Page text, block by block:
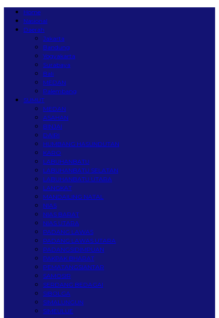
Home
Nasional
Daerah
Jakarta
Bandung
Yogyakarta
Surabaya
Bali
MEDAN
Palembang
SUMUT
MEDAN
ASAHAN
BINJAI
DAIRI
HUMBANG HASUNDUTAN
KARO
LABUHANBATU
LABUHANBATU SELATAN
LABUHANBATU UTARA
LANGKAT
MANDAILING NATAL
NIAS
NIAS BARAT
NIAS UTARA
PADANG LAWAS
PADANG LAWAS UTARA
PADANGSIDIMPUAN
PAKPAK BHARAT
PEMATANGSIANTAR
SAMOSIR
SERDANG BEDAGAI
SIBOLGA
SIMALUNGUN
SIMEULUE